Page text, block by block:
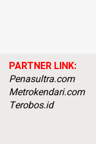
PARTNER LINK:
Penasultra.com
Metrokendari.com
Terobos.id